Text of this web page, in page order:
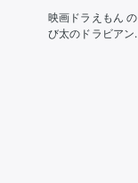
映画ドラえもん の
び太のドラビアン